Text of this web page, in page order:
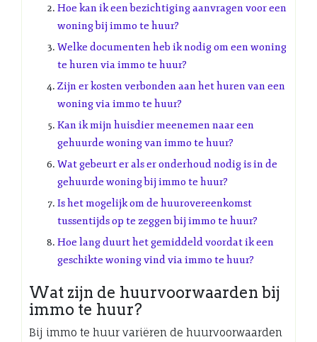
Hoe kan ik een bezichtiging aanvragen voor een
woning bij immo te huur?
Welke documenten heb ik nodig om een woning
te huren via immo te huur?
Zijn er kosten verbonden aan het huren van een
woning via immo te huur?
Kan ik mijn huisdier meenemen naar een
gehuurde woning van immo te huur?
Wat gebeurt er als er onderhoud nodig is in de
gehuurde woning bij immo te huur?
Is het mogelijk om de huurovereenkomst
tussentijds op te zeggen bij immo te huur?
Hoe lang duurt het gemiddeld voordat ik een
geschikte woning vind via immo te huur?
Wat zijn de huurvoorwaarden bij
immo te huur?
Bij immo te huur variëren de huurvoorwaarden